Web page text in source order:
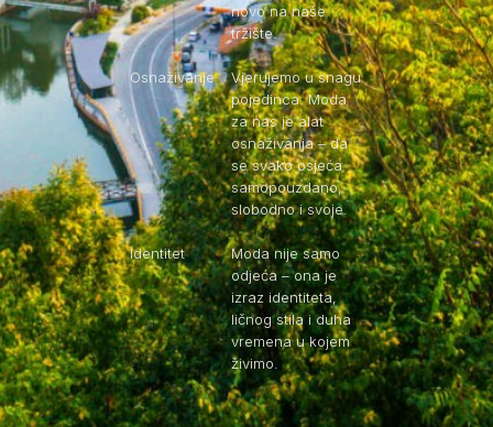
novo na naše
tržište.
Osnaživanje
Vjerujemo u snagu
pojedinca. Moda
za nas je alat
osnaživanja – da
se svako osjeća
samopouzdano,
slobodno i svoje.
Identitet
Moda nije samo
odjeća – ona je
izraz identiteta,
ličnog stila i duha
vremena u kojem
živimo.